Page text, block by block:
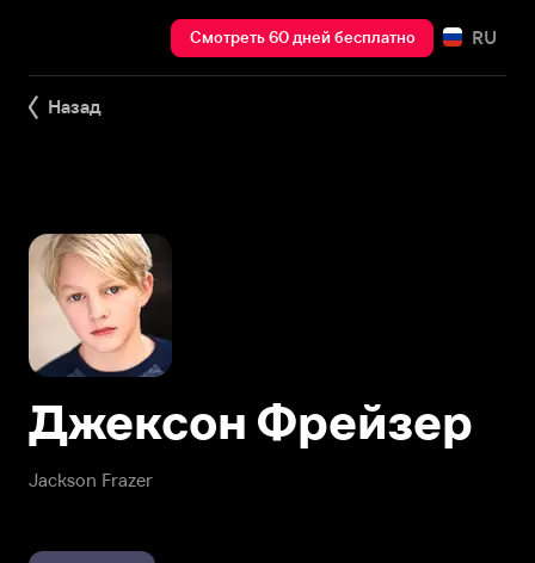
Смотреть 60 дней бесплатно RU
Назад
Jackson Frazer
Джексон Фрейзер